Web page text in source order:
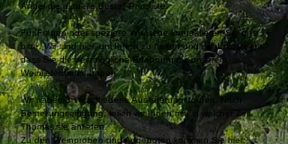
Anbei die aktuelle Bestell-Preisliste.
Für Fragen oder spezielle Wünsche kontaktieren Sie uns
bitte. Wir sind hier, um Ihnen zu helfen und sicherzustellen,
dass Sie die bestmögliche Erfahrung mit unserem
Weinlieferdienst haben.
Wir haben 3 verschiedene Auslieferungstouren. Nach
Bestellungseingang, teilen wir Ihnen mit, in welcher Zeit
Thomas sie anliefert.
Zu den Weinproben und Angeboten kommen Sie hier: